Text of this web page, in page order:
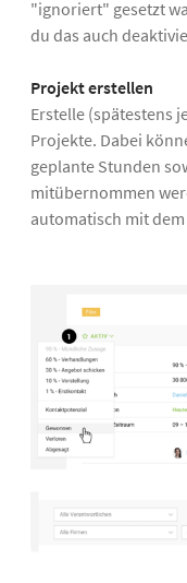
"ignoriert" gesetzt
du das auch
Projekt erstellen
Erstelle (spätestens
Projekte. Dabei
geplante Stunden
mitübernommen
automatisch mit